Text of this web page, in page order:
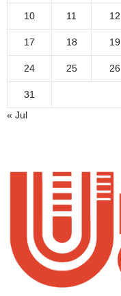
10 11 12
17 18 19
24 25 26
31
« Jul